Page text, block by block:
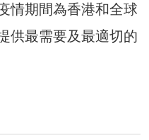
情期間為香港和全球
供最需要及最適切的